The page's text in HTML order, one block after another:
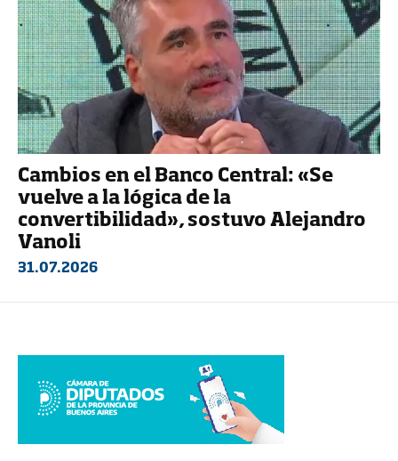
Cambios en el Banco Central: «Se
vuelve a la lógica de la
convertibilidad», sostuvo Alejandro
Vanoli
31.07.2026